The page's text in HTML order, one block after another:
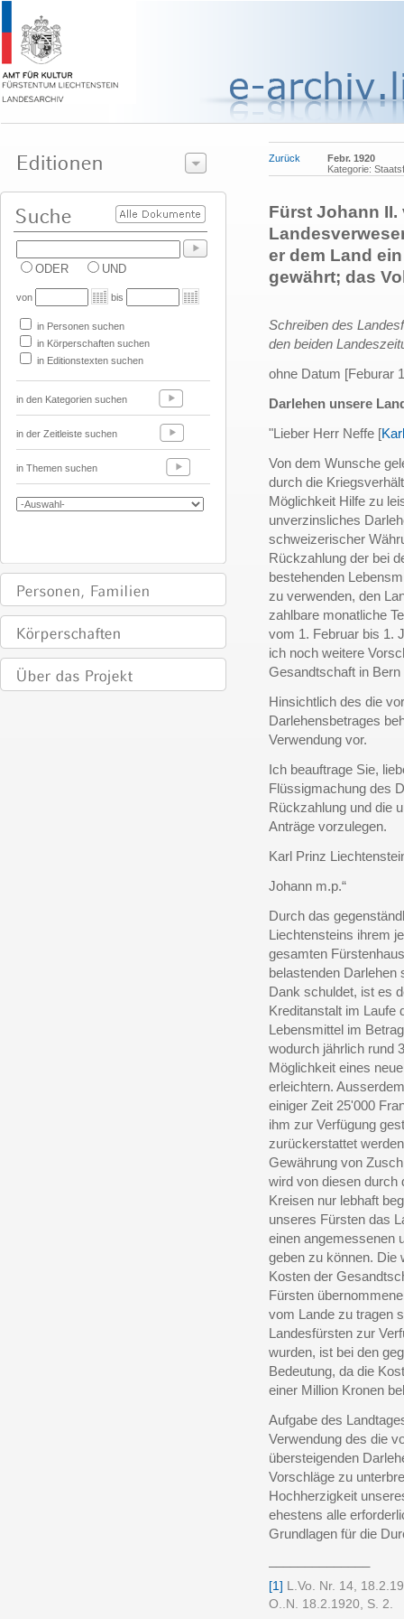
ODER UND
von bis
in Personen suchen
in Körperschaften suchen
in Editionstexten suchen
in den Kategorien suchen
in der Zeitleiste suchen
in Themen suchen
Zurück
Febr. 1920
Kategorie:
Fürst Johann
er dem Land
gewährt; das
Schreiben des
den beiden
ohne Datum [Feburar
Darlehen unsere
"Lieber Herr Neffe [
Von dem Wunsche
durch die
Möglichkeit Hilfe zu
unverzinsliches
schweizerischer
Rückzahlung der bei
bestehenden
zu verwenden, den
zahlbare monatliche
vom 1. Februar bis 1.
ich noch weitere
Gesandtschaft in Bern
Hinsichtlich des die
Darlehensbetrages
Verwendung vor.
Ich beauftrage Sie,
Flüssigmachung des
Rückzahlung und die
Anträge vorzulegen.
Karl Prinz
Johann m.p.“
Durch das
Liechtensteins ihrem
gesamten
belastenden Darlehen
Dank schuldet, ist es
Kreditanstalt im Laufe
Lebensmittel im
wodurch jährlich rund
Möglichkeit eines
erleichtern.
einiger Zeit 25'000
ihm zur Verfügung
zurückerstattet
Gewährung von
wird von diesen durch
Kreisen nur lebhaft
unseres Fürsten das
einen angemessenen
geben zu können. Die
Kosten der
Fürsten
vom Lande zu tragen
Landesfürsten zur
wurden, ist bei den
Bedeutung, da die
einer Million Kronen
Aufgabe des
Verwendung des die
übersteigenden
Vorschläge zu
Hochherzigkeit
ehestens alle
Grundlagen für die
[1] L.Vo. Nr. 14,
O..N. 18.2.1920, S. 2.